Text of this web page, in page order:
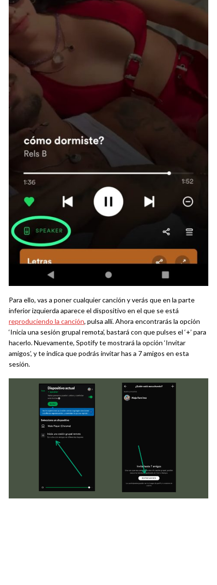
Para ello, vas a poner cualquier canción y verás que en la parte
inferior izquierda aparece el dispositivo en el que se está
reproduciendo la canción, pulsa allí. Ahora encontrarás la opción
‘Inicia una sesión grupal remota’, bastará con que pulses el ‘+’ para
hacerlo. Nuevamente, Spotify te mostrará la opción ‘Invitar
amigos’, y te indica que podrás invitar has a 7 amigos en esta
sesión.